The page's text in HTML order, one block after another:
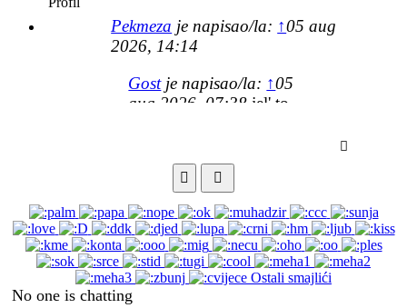
Pekmeza je napisao/la: ↑05 aug
2026, 14:14
Gostje napisao/la: ↑05
aug 2026, 07:38 jel' to
gdje te ima najvise
Respond
to
user
[i
Pekmeza sri aug 05, 2026 2:14 pm
Gostje napisao/la:↑05 aug 2026,
07:38
Gost
Smilies
Ostali smajlići
No one is chatting